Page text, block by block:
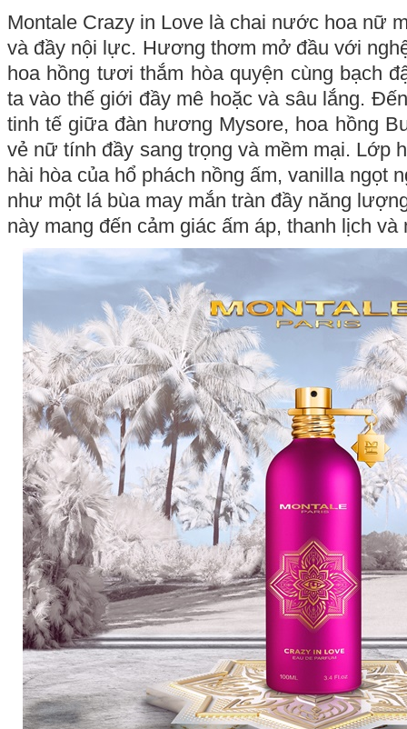
Montale Crazy in Love là chai nước hoa nữ
và đầy nội lực. Hương thơm mở đầu với
hoa hồng tươi thắm hòa quyện cùng bạch
ta vào thế giới đầy mê hoặc và sâu lắng.
tinh tế giữa đàn hương Mysore, hoa hồng
vẻ nữ tính đầy sang trọng và mềm mại. Lớp
hài hòa của hổ phách nồng ấm, vanilla ngọt
như một lá bùa may mắn tràn đầy năng
này mang đến cảm giác ấm áp, thanh lịch và